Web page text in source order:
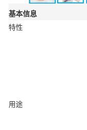
基本信息
特性
用途